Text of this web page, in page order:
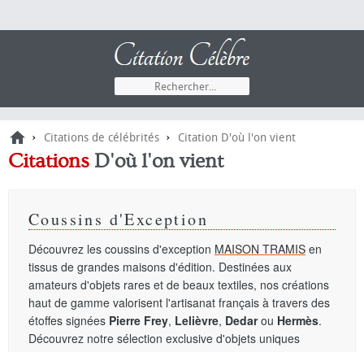
› Citations de célébrités › Citation D'où l'on vient
Citations D'où l'on vient
Coussins d'Exception
Découvrez les coussins d'exception MAISON TRAMIS en
tissus de grandes maisons d'édition. Destinées aux
amateurs d'objets rares et de beaux textiles, nos créations
haut de gamme valorisent l'artisanat français à travers des
étoffes signées Pierre Frey, Lelièvre, Dedarou Hermès.
Découvrez notre sélection exclusive d'objets uniques